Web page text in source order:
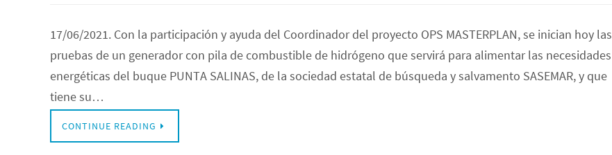
17/06/2021. Con la participación y ayuda del Coordinador del proyecto OPS MASTERPLAN, se inician hoy las
pruebas de un generador con pila de combustible de hidrógeno que servirá para alimentar las necesidades
energéticas del buque PUNTA SALINAS, de la sociedad estatal de búsqueda y salvamento SASEMAR, y que
tiene su…
CONTINUE READING